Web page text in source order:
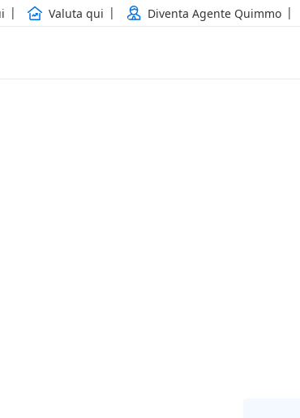
Valuta qui Diventa Agente Quimmo